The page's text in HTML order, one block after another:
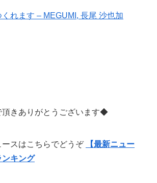
れます – MEGUMI, 長尾 沙也加
きありがとうございます◆
スはこちらでどうぞ
【最新ニュー
ンキング